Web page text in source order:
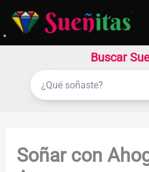
contenido
Buscar
Soñar con